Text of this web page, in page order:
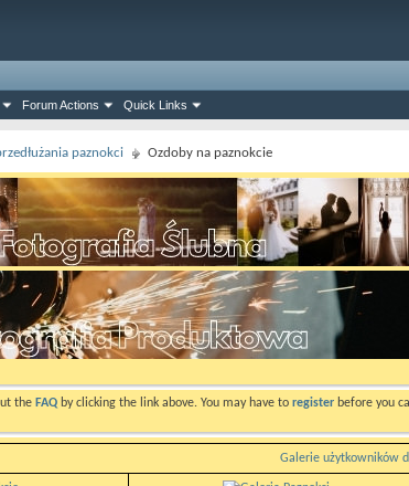
Forum Actions Quick Links
paznokci Ozdoby na paznokcie
the FAQ by clicking the link above. You may have to register before you
Galerie użytkowników